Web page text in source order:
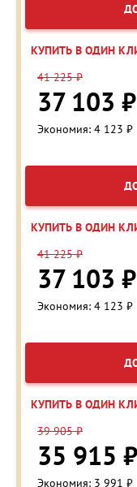
КУПИТЬ В ОДИН
41 225 ₽
37 103 ₽
Экономия: 4 123 ₽
КУПИТЬ В ОДИН
41 225 ₽
37 103 ₽
Экономия: 4 123 ₽
КУПИТЬ В ОДИН
39 905 ₽
35 915 ₽
Экономия: 3 991 ₽